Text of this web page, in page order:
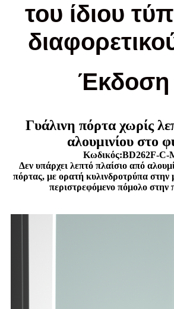
του ίδιου
Έκδοση
Γυάλινη πόρτα χωρίς
αλουμινίου στο
Κωδικός:BD262F-C-
Δεν υπάρχει λεπτό πλαίσιο από
πόρτας, με ορατή κυλινδροτρύπα στην
περιστρεφόμενο πόμολο στην